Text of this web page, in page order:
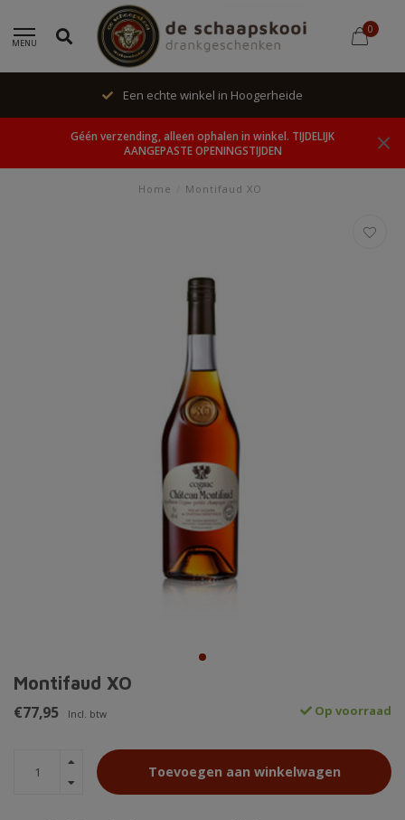
MENU
0
Een echte winkel in Hoogerheide
Géén verzending, alleen ophalen in winkel. TIJDELIJK
AANGEPASTE OPENINGSTIJDEN
Home Montifaud XO
Montifaud XO
€77,95 Incl. btw Op voorraad
Toevoegen aan winkelwagen